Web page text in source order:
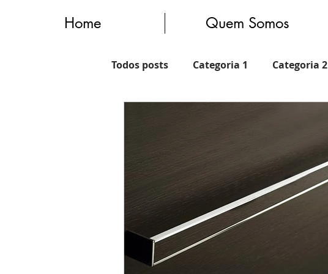
Home Quem Somos
Todos posts Categoria 1 Categoria 2